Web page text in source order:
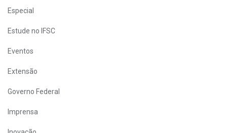
Especial
Estude no IFSC
Eventos
Extensão
Governo Federal
Imprensa